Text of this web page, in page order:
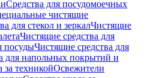
Средства для посудомоечных
чистящие
для стекол и зеркалЧистящие
Чистящие средства для
посудыЧистящие средства для
для напольных покрытий и
за техникойОсвежители